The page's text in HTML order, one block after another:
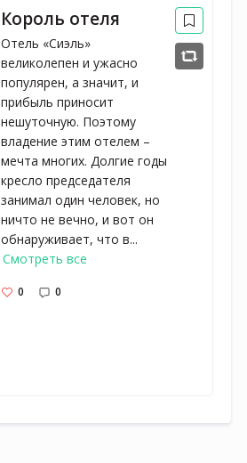
Король отеля
Отель «Сиэль»
великолепен и ужасно
популярен, а значит, и
прибыль приносит
нешуточную. Поэтому
владение этим отелем –
мечта многих. Долгие годы
кресло председателя
занимал один человек, но
ничто не вечно, и вот он
обнаруживает, что в...
Смотреть все
0 0